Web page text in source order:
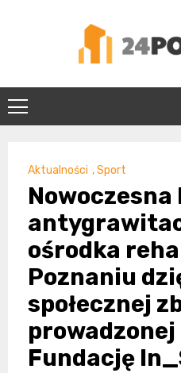
Aktualności ,Sport
Nowoczesna
ośrodka
Poznaniu
społecznej
prowadzonej
Fundację